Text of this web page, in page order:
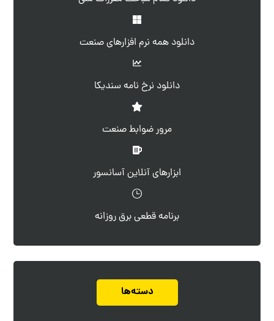
دانلود همه نرم افزارهای صنعت
دانلود نرخ نامه سندیکا
مرور ضوابط صنعت
ابزارهای آنلاین آسانسور
برنامه قطعی برق روزانه
دسته‌ها